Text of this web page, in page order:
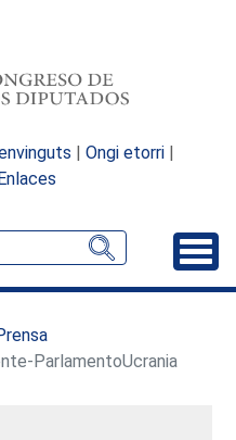
| Ongi etorri |
ParlamentoUcrania